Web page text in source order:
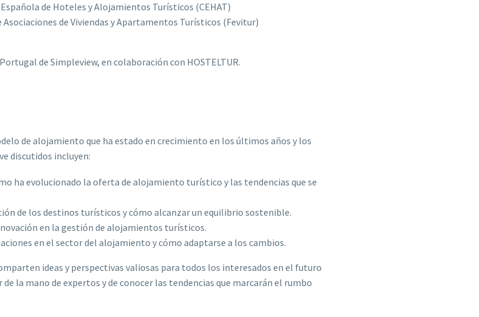
de Hoteles y Alojamientos Turísticos (CEHAT)
de Viviendas y Apartamentos Turísticos (Fevitur)
de Simpleview, en colaboración con HOSTELTUR.
de alojamiento que ha estado en crecimiento en los últimos años y los
discutidos incluyen:
ha evolucionado la oferta de alojamiento turístico y las tendencias que se
de los destinos turísticos y cómo alcanzar un equilibrio sostenible.
en la gestión de alojamientos turísticos.
en el sector del alojamiento y cómo adaptarse a los cambios.
ideas y perspectivas valiosas para todos los interesados en el futuro
la mano de expertos y de conocer las tendencias que marcarán el rumbo